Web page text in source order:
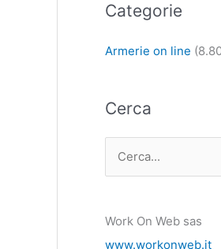
Categorie
Armerie on line
Cerca
Work On Web sas
www.workonweb.it